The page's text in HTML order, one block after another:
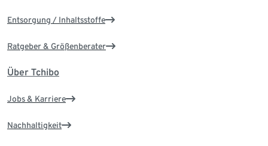
Entsorgung / Inhaltsstoffe
Ratgeber & Größenberater
Über Tchibo
Jobs & Karriere
Nachhaltigkeit